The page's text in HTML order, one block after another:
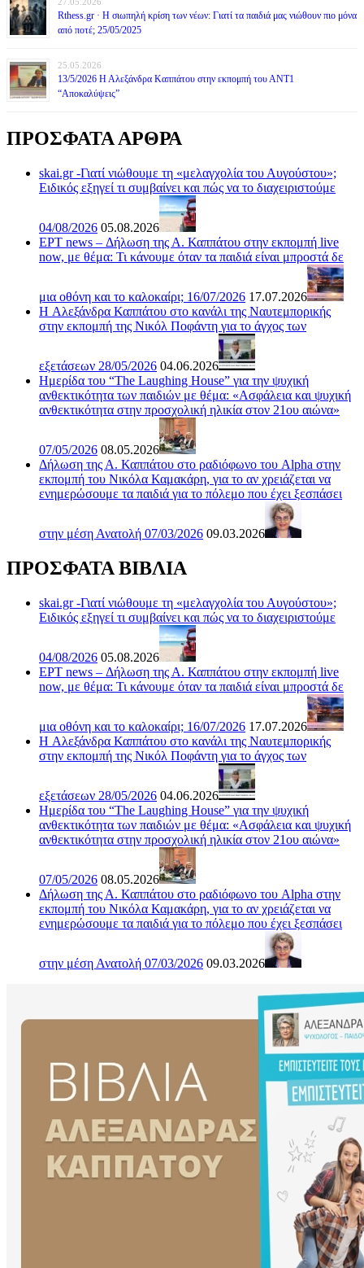
Rthess.gr · Η σιωπηλή κρίση των νέων: Γιατί τα παιδιά μας νιώθουν πιο μόνα
από ποτέ; 25/05/2025
25.05.2026
13/5/2026 Η Αλεξάνδρα Καππάτου στην εκπομπή του ΑΝΤ1
“Αποκαλύψεις”
ΠΡΟΣΦΑΤΑ ΑΡΘΡΑ
skai.gr -Γιατί νιώθουμε τη «μελαγχολία του Αυγούστου»;
Ειδικός εξηγεί τι συμβαίνει και πώς να το διαχειριστούμε
04/08/2026 05.08.2026
ΕΡΤ news – Δήλωση της Α. Καππάτου στην εκπομπή live
now, με θέμα: Τι κάνουμε όταν τα παιδιά είναι μπροστά δε
μια οθόνη και το καλοκαίρι; 16/07/2026 17.07.2026
H Αλεξάνδρα Καππάτου στο κανάλι της Ναυτεμπορικής
στην εκπομπή της Νικόλ Ποφάντη για το άγχος των
εξετάσεων 28/05/2026 04.06.2026
Ημερίδα του “The Laughing House” για την ψυχική
ανθεκτικότητα των παιδιών με θέμα: «Ασφάλεια και ψυχική
ανθεκτικότητα στην προσχολική ηλικία στον 21ου αιώνα»
07/05/2026 08.05.2026
Δήλωση της Α. Καππάτου στο ραδιόφωνο του Alpha στην
εκπομπή του Νικόλα Καμακάρη, για το αν χρειάζεται να
ενημερώσουμε τα παιδιά για το πόλεμο που έχει ξεσπάσει
στην μέση Ανατολή 07/03/2026 09.03.2026
ΠΡΟΣΦΑΤΑ ΒΙΒΛΙΑ
skai.gr -Γιατί νιώθουμε τη «μελαγχολία του Αυγούστου»;
Ειδικός εξηγεί τι συμβαίνει και πώς να το διαχειριστούμε
04/08/2026 05.08.2026
ΕΡΤ news – Δήλωση της Α. Καππάτου στην εκπομπή live
now, με θέμα: Τι κάνουμε όταν τα παιδιά είναι μπροστά δε
μια οθόνη και το καλοκαίρι; 16/07/2026 17.07.2026
H Αλεξάνδρα Καππάτου στο κανάλι της Ναυτεμπορικής
στην εκπομπή της Νικόλ Ποφάντη για το άγχος των
εξετάσεων 28/05/2026 04.06.2026
Ημερίδα του “The Laughing House” για την ψυχική
ανθεκτικότητα των παιδιών με θέμα: «Ασφάλεια και ψυχική
ανθεκτικότητα στην προσχολική ηλικία στον 21ου αιώνα»
07/05/2026 08.05.2026
Δήλωση της Α. Καππάτου στο ραδιόφωνο του Alpha στην
εκπομπή του Νικόλα Καμακάρη, για το αν χρειάζεται να
ενημερώσουμε τα παιδιά για το πόλεμο που έχει ξεσπάσει
στην μέση Ανατολή 07/03/2026 09.03.2026